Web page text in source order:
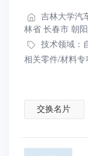
吉林大学汽
林省 长春市 朝
技术领域：
相关零件/材料
交换名片